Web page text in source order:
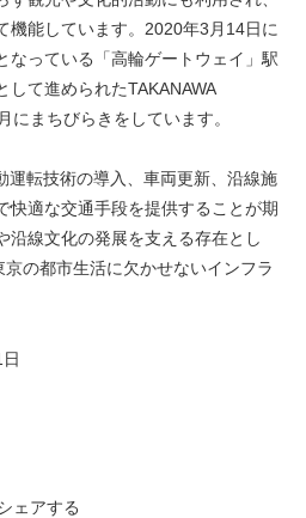
機能しています。2020年3月14日に
なっている「高輪ゲートウェイ」駅
て進められたTAKANAWA
にまちびらきをしています。
運転技術の導入、車両更新、沿線施
快適な交通手段を提供することが期
沿線文化の発展を支える存在とし
の都市生活に欠かせないインフラ
ェアする